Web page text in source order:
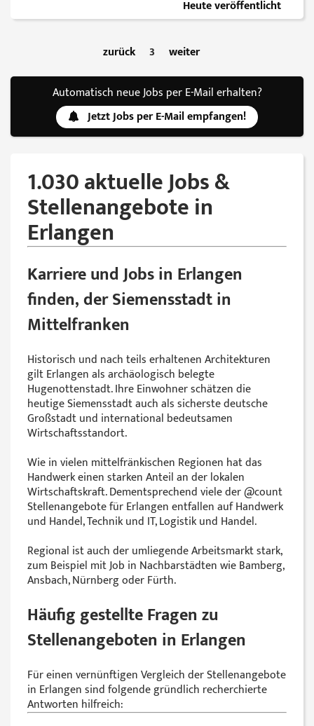
Heute veröffentlicht
zurück 3 weiter
Automatisch neue Jobs per E-Mail erhalten?
Jetzt Jobs per E-Mail empfangen!
1.030 aktuelle Jobs &
Stellenangebote in
Erlangen
Karriere und Jobs in Erlangen
finden, der Siemensstadt in
Mittelfranken
Historisch und nach teils erhaltenen Architekturen
gilt Erlangen als archäologisch belegte
Hugenottenstadt. Ihre Einwohner schätzen die
heutige Siemensstadt auch als sicherste deutsche
Großstadt und international bedeutsamen
Wirtschaftsstandort.
Wie in vielen mittelfränkischen Regionen hat das
Handwerk einen starken Anteil an der lokalen
Wirtschaftskraft. Dementsprechend viele der @‌count
Stellenangebote für Erlangen entfallen auf Handwerk
und Handel, Technik und IT, Logistik und Handel.
Regional ist auch der umliegende Arbeitsmarkt stark,
zum Beispiel mit Job in Nachbarstädten wie Bamberg,
Ansbach, Nürnberg oder Fürth.
Häufig gestellte Fragen zu
Stellenangeboten in Erlangen
Für einen vernünftigen Vergleich der Stellenangebote
in Erlangen sind folgende gründlich recherchierte
Antworten hilfreich: